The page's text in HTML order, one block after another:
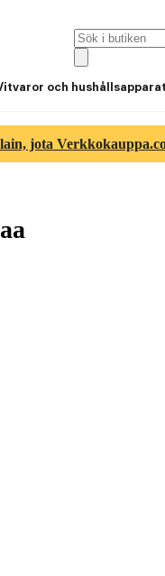
och
jota